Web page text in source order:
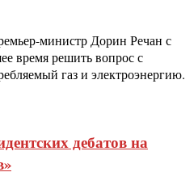
министр Дорин Речан с
время решить вопрос с
газ и электроэнергию.
дебатов на